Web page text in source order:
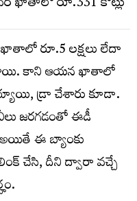
రూ.5 లక్షలు లేదా
కాని ఆయన ఖాతాలో
డ్రా చేశారు కూడా.
జరగడంతో ఈడీ
ఈ బ్యాంకు
చేసి, దీని ద్వారా వచ్చే